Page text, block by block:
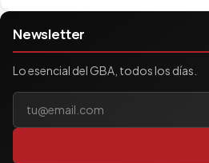
Newsletter
Lo esencial del GBA, todos los días.
Tu correo electrónico